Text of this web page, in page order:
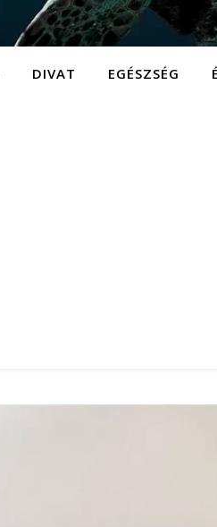
DIVAT EGÉSZSÉG